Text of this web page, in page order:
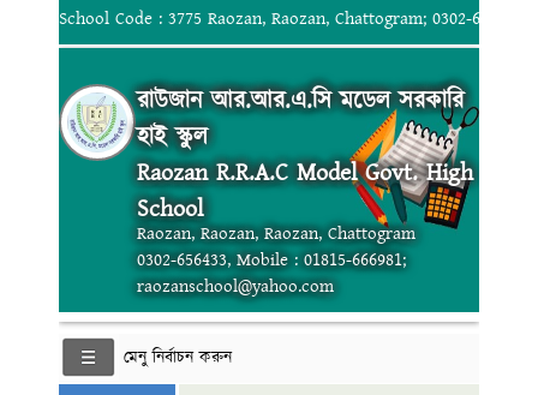
School Code : 3775 Raozan, Raozan, Chattogram; 0302-656433,
রাউজান আর.আর.এ.সি মডেল সরকারি
হাই স্কুল
Raozan R.R.A.C Model Govt. High
School
Raozan, Raozan, Raozan, Chattogram
0302-656433, Mobile : 01815-666981;
raozanschool@yahoo.com
মেনু নির্বাচন করুন